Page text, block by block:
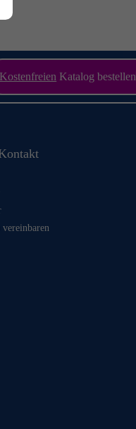
Kostenfreien Katalog bestellen
vereinbaren